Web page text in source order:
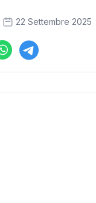
22 Settembre 2025